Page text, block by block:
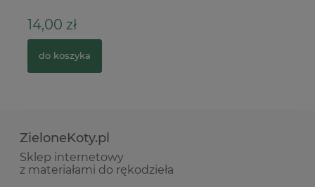
14,00 zł
do koszyka
ZieloneKoty.pl
Sklep internetowy
z materiałami do rękodzieła